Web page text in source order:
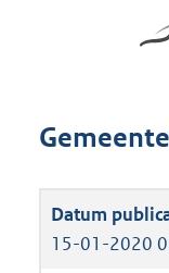
15-01-2020